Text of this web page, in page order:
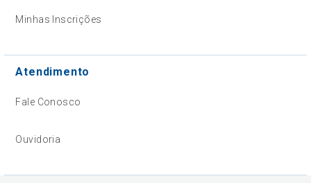
Minhas Inscrições
Atendimento
Fale Conosco
Ouvidoria